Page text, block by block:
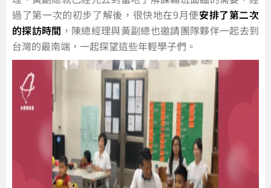
過了第一次的初步了解後，很快地在9月便安排了第二次
的探訪時間 ，陳總經理與黃副總也邀請團隊夥伴一起去到
台灣的最南端，一起探望這些年輕學子們。